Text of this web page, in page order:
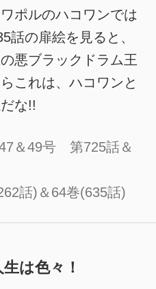
ポルのハコワンでは
の扉絵を見ると、
悪ブラックドラム王
これは、ハコワンと
な!!
＆49号 第725話＆
話)＆64巻(635話)
は色々！